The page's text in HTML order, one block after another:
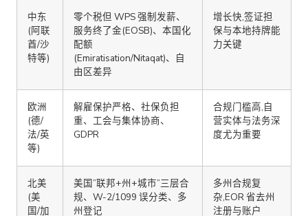
中东
(阿联
酋/沙
特等)
零个税但 WPS 强制发薪、
服务终了金(EOSB)、本国化
配额
(Emiratisation/Nitaqat)、自
由区差异
增长快,签证担
保与本地持牌能
力关键
欧洲
(德/
法/英
等)
解雇保护严格、社保负担
重、工会与集体协商、
GDPR
合规门槛高,自
营实体与法务深
度尤为重要
北美
(美
国/加
美国”联邦+州+城市”三层合
规、W-2/1099 误分类、多
州登记
多州合规复
杂,EOR 省去州
注册与账户